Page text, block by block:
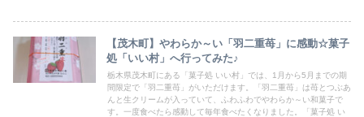
【茂木町】やわらか～い「羽二重苺」に感動☆菓子
処「いい村」へ行ってみた♪
栃木県茂木町にある「菓子処 いい村」では、1月から5月までの期
間限定で「羽二重苺」がいただけます。「羽二重苺」は苺とつぶあ
んと生クリームが入っていて、ふわふわでやわらか～い和菓子で
す。一度食べたら感動して毎年食べたくなりました。「菓子処 い